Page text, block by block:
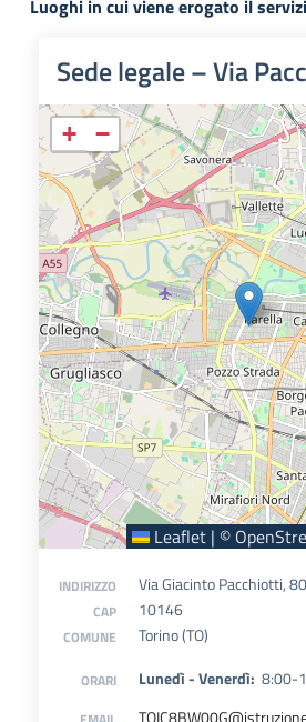
Luoghi in cui viene erogato il
Sede legale – Via
+ −
Leaflet | ©
INDIRIZZO Via Giacinto Pacchiotti,
CAP 10146
COMUNE Torino (TO)
ORARI Lunedì - Venerdì: 8:00-